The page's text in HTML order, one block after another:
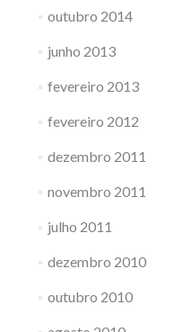
outubro 2014
junho 2013
fevereiro 2013
fevereiro 2012
dezembro 2011
novembro 2011
julho 2011
dezembro 2010
outubro 2010